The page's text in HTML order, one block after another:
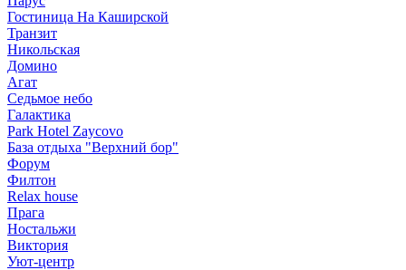
Гостиница На Каширской
Транзит
Никольская
Домино
Агат
Седьмое небо
Галактика
Park Hotel Zaycovo
База отдыха "Верхний бор"
Форум
Филтон
Relax house
Прага
Ностальжи
Виктория
Уют-центр